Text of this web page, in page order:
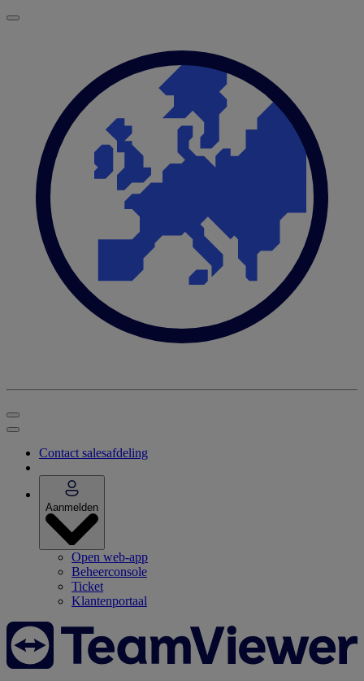
Contact salesafdeling
Aanmelden
Open web-app
Beheerconsole
Ticket
Klantenportaal